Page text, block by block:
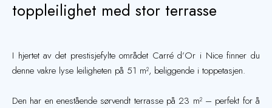
toppleilighet med stor terrasse
I hjertet av det prestisjefylte området Carré d’Or i Nice finner du
denne vakre lyse leiligheten på 51 m², beliggende i toppetasjen.
Den har en enestående sørvendt terrasse på 23 m² – perfekt for å